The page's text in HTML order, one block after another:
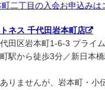
二丁目の入会お申込みは
ネス 千代田岩本町店
田区岩本町1-6-3 プライ
駅から徒歩3分／新日本
りませんが、岩本町・小